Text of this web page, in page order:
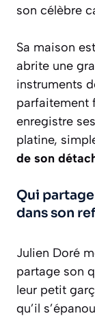
son célèbre
Sa maison
abrite une
instruments
parfaitement
enregistre
platine,
de son
Qui
dans son
Julien Doré
partage son
leur petit
qu’il